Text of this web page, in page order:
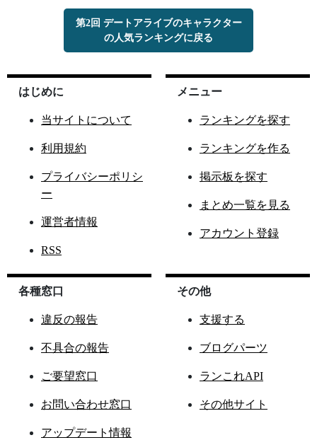
第2回 デートアライブのキャラクター
の人気ランキングに戻る
はじめに
当サイトについて
利用規約
プライバシーポリシ
ー
運営者情報
RSS
メニュー
ランキングを探す
ランキングを作る
掲示板を探す
まとめ一覧を見る
アカウント登録
各種窓口
違反の報告
不具合の報告
ご要望窓口
お問い合わせ窓口
アップデート情報
その他
支援する
ブログパーツ
ランこれAPI
その他サイト